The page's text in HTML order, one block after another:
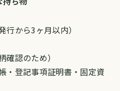
行から3ヶ月以内）
認のため）
・登記事項証明書・固定資